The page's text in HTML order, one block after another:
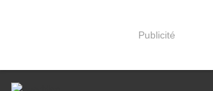
Publicité